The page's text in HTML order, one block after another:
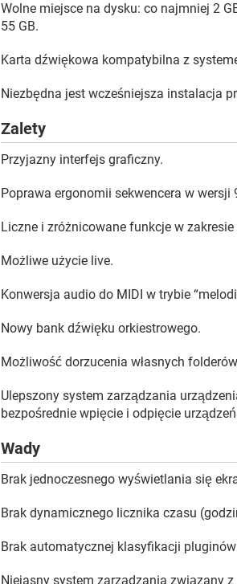
Wolne miejsce na dysku: co najmniej 2
55 GB.
Karta dźwiękowa kompatybilna z
Niezbędna jest wcześniejsza instalacja
Zalety
Przyjazny interfejs graficzny.
Poprawa ergonomii sekwencera w wersji
Liczne i zróżnicowane funkcje w
Możliwe użycie live.
Konwersja audio do MIDI w trybie
Nowy bank dźwięku orkiestrowego.
Możliwość dorzucenia własnych
Ulepszony system zarządzania
bezpośrednie wpięcie i odpięcie
Wady
Brak jednoczesnego wyświetlania się
Brak dynamicznego licznika czasu
Brak automatycznej klasyfikacji
Niejasny system zarządzania związany